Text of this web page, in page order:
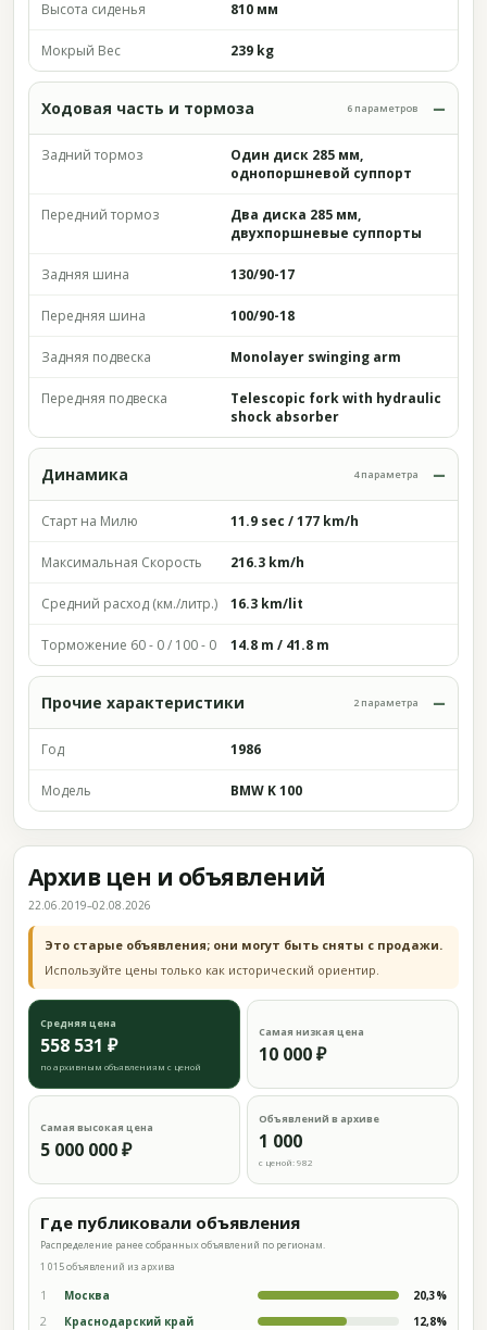
Высота сиденья 810 мм
Мокрый Вес 239 kg
Ходовая часть и тормоза 6 параметров
Задний тормоз
Один диск 285 мм,
однопоршневой суппорт
Передний тормоз
Два диска 285 мм,
двухпоршневые суппорты
Задняя шина 130/90-17
Передняя шина 100/90-18
Задняя подвеска Monolayer swinging arm
Передняя подвеска
Telescopic fork with hydraulic
shock absorber
Динамика 4 параметра
Старт на Милю 11.9 sec / 177 km/h
Максимальная Скорость 216.3 km/h
Средний расход (км./литр.) 16.3 km/lit
Торможение 60 - 0 / 100 - 0 14.8 m / 41.8 m
Прочие характеристики 2 параметра
Год 1986
Модель BMW K 100
Архив цен и объявлений
22.06.2019–02.08.2026
Это старые объявления; они могут быть сняты с продажи.
Используйте цены только как исторический ориентир.
Средняя цена
558 531 ₽
по архивным объявлениям с ценой
Самая низкая цена
10 000 ₽
Самая высокая цена
5 000 000 ₽
Объявлений в архиве
1 000
с ценой: 982
Где публиковали объявления
Распределение ранее собранных объявлений по регионам.
1 015 объявлений из архива
1 Москва 20,3%
2 Краснодарский край 12,8%